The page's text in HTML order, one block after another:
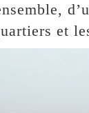
et